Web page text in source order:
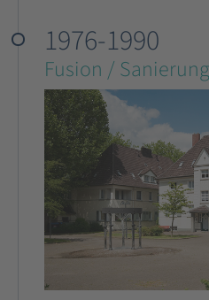
1976-1990
Fusion /